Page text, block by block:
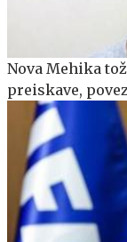
Nova Mehika
preiskave,